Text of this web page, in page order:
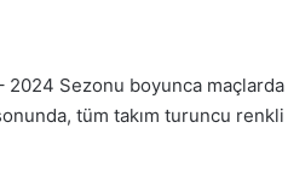
2024 Sezonu boyunca maçlarda
tüm takım turuncu renkli